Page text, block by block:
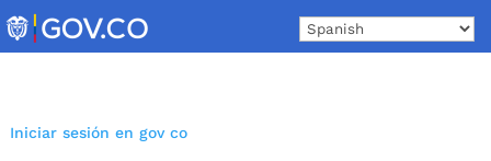
to
content
Iniciar sesión en gov co